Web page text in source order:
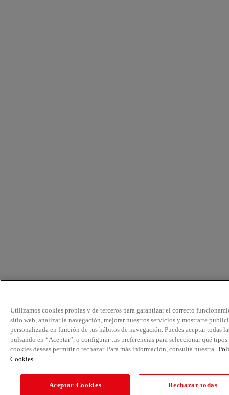
Utilizamos cookies propias y de terceros para garantizar el correcto
sitio web, analizar la navegación, mejorar nuestros servicios y mostrarte
personalizada en función de tus hábitos de navegación. Puedes aceptar todas
pulsando en “Aceptar”, o configurar tus preferencias para seleccionar qué tipos
cookies deseas permitir o rechazar. Para más información, consulta nuestra
Cookies
Aceptar Cookies Rechazar todas